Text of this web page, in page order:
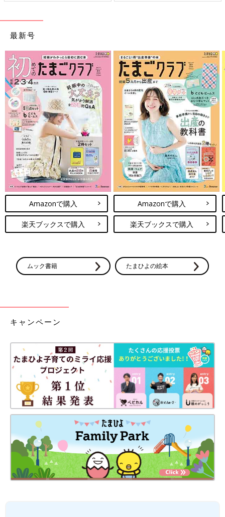
最新! 初めての離乳食新百科 (ベネッセ・ムック たまひよブック
最新号
Amazonで購入
楽天ブックスで購入
Amazonで購入
楽天ブックスで購入
ムック書籍 たまひよの絵本
キャンペーン